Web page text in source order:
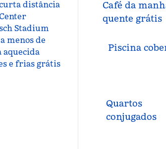
distância
Stadium
menos de
aquecida
e frias grátis
Café da
quente grátis
Piscina
Quartos
conjugados